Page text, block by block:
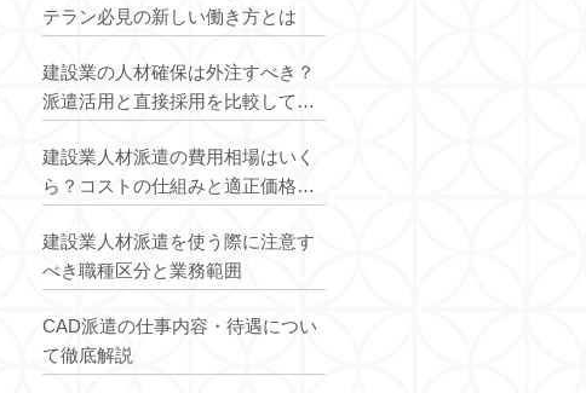
応募はこちら
テラン必見の新しい働き方とは
建設業の人材確保は外注すべき？
派遣活用と直接採用を比較して最
建設業人材派遣の費用相場はいく
ら？コストの仕組みと適正価格を
建設業人材派遣を使う際に注意す
べき職種区分と業務範囲
CAD派遣の仕事内容・待遇につい
て徹底解説